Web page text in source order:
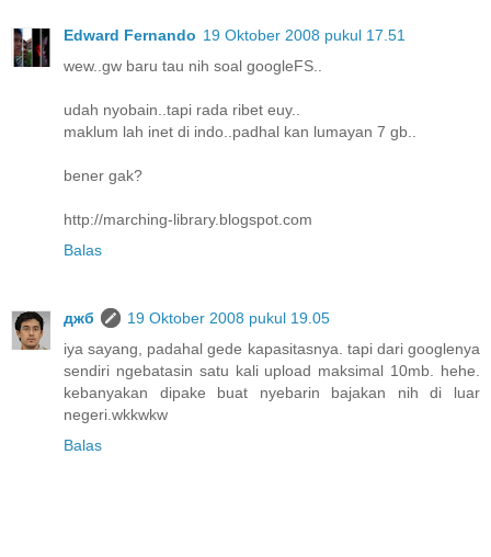
Edward Fernando 19 Oktober 2008 pukul 17.51
wew..gw baru tau nih soal googleFS..
udah nyobain..tapi rada ribet euy..
maklum lah inet di indo..padhal kan lumayan 7 gb..
bener gak?
http://marching-library.blogspot.com
Balas
джб
19 Oktober 2008 pukul 19.05
iya sayang, padahal gede kapasitasnya. tapi dari googlenya
sendiri ngebatasin satu kali upload maksimal 10mb. hehe.
kebanyakan dipake buat nyebarin bajakan nih di luar
negeri.wkkwkw
Balas